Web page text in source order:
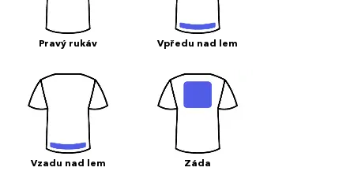
Pravý rukáv Vpředu nad lem
Vzadu nad lem Záda